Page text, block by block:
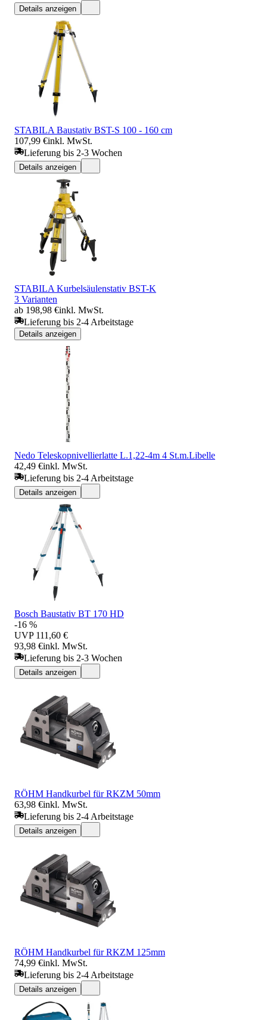
Details anzeigen
STABILA Baustativ BST-S 100 - 160 cm
107,99 €inkl. MwSt.
Lieferung bis 2-3 Wochen
Details anzeigen
STABILA Kurbelsäulenstativ BST-K
3 Varianten
ab 198,98 €inkl. MwSt.
Lieferung bis 2-4 Arbeitstage
Details anzeigen
Nedo Teleskopnivellierlatte L.1,22-4m 4 St.m.Libelle
42,49 €inkl. MwSt.
Lieferung bis 2-4 Arbeitstage
Details anzeigen
Bosch Baustativ BT 170 HD
-16 %
UVP 111,60 €
93,98 €inkl. MwSt.
Lieferung bis 2-3 Wochen
Details anzeigen
RÖHM Handkurbel für RKZM 50mm
63,98 €inkl. MwSt.
Lieferung bis 2-4 Arbeitstage
Details anzeigen
RÖHM Handkurbel für RKZM 125mm
74,99 €inkl. MwSt.
Lieferung bis 2-4 Arbeitstage
Details anzeigen